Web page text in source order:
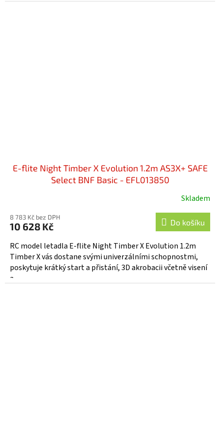
E-flite Night Timber X Evolution 1.2m AS3X+ SAFE
Select BNF Basic - EFL013850
Skladem
8 783 Kč bez DPH
10 628 Kč Do košíku
RC model letadla E-flite Night Timber X Evolution 1.2m
Timber X vás dostane svými univerzálními schopnostmi,
poskytuje krátký start a přistání, 3D akrobacii včetně visení
a...